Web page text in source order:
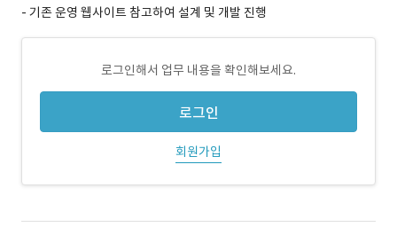
- 기존 운영 웹사이트 참고하여 설계 및 개발 진행
로그인해서 업무 내용을 확인해보세요.
로그인
회원가입